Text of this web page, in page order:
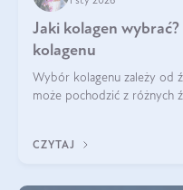
Jaki kolagen
kolagenu
Wybór kolagenu zależy od
może pochodzić z różnych
bydlęcy.
CZYTAJ